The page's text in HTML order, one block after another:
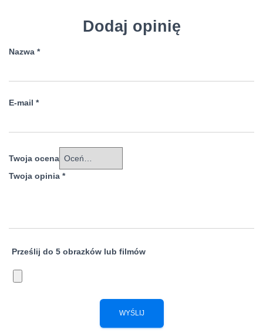
Dodaj opinię
Nazwa *
E-mail *
Twoja ocena
Twoja opinia *
Prześlij do 5 obrazków lub filmów